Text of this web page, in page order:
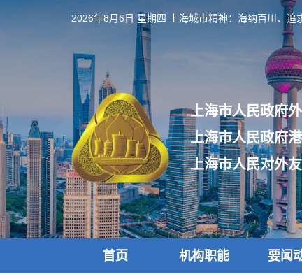
跳
转
到
主
要
内
容
区
域
2026年8月6日 星期四 上海城市精神：海纳百川、
上海市人民政府
上海市人民政府
上海市人民对外
首页 机构职能 要闻